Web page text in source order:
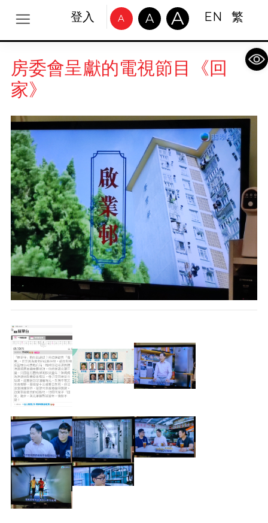
登入 A A A EN 繁
房委會呈獻的電視節目《回
家》